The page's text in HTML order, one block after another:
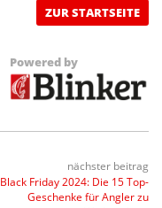
ZUR STARTSEITE
Powered by
nächster beitrag
Black Friday 2024: Die 15 Top-
Geschenke für Angler zu